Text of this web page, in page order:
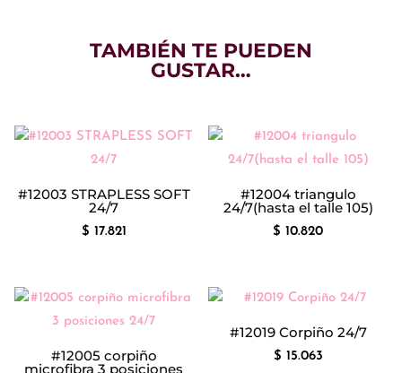
TAMBIÉN TE PUEDEN
GUSTAR…
#12003 STRAPLESS SOFT
24/7
$ 17.821
#12004 triangulo
24/7(hasta el talle 105)
$ 10.820
#12005 corpiño
microfibra 3 posiciones
#12019 Corpiño 24/7
$ 15.063